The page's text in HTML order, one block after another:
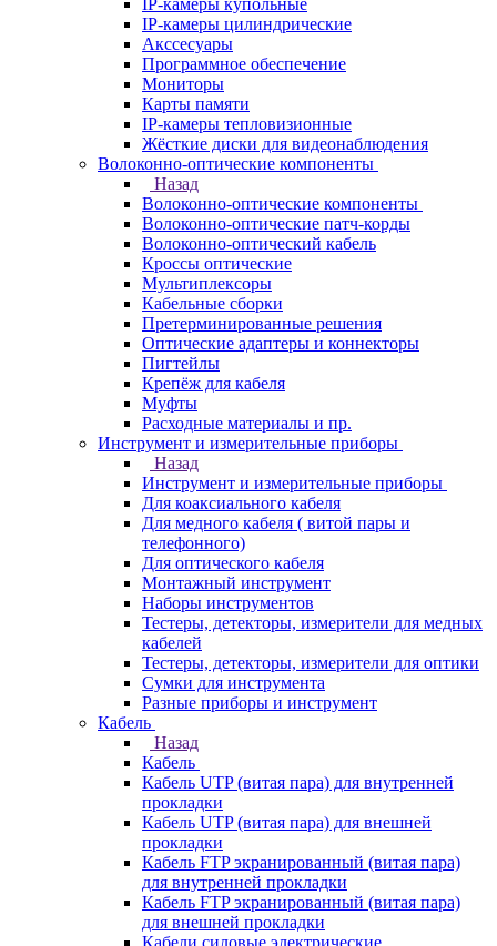
IP-камеры купольные
IP-камеры цилиндрические
Акссесуары
Программное обеспечение
Мониторы
Карты памяти
IP-камеры тепловизионные
Жёсткие диски для видеонаблюдения
Волоконно-оптические компоненты
Назад
Волоконно-оптические компоненты
Волоконно-оптические патч-корды
Волоконно-оптический кабель
Кроссы оптические
Мультиплексоры
Кабельные сборки
Претерминированные решения
Оптические адаптеры и коннекторы
Пигтейлы
Крепёж для кабеля
Муфты
Расходные материалы и пр.
Инструмент и измерительные приборы
Назад
Инструмент и измерительные приборы
Для коаксиального кабеля
Для медного кабеля ( витой пары и
телефонного)
Для оптического кабеля
Монтажный инструмент
Наборы инструментов
Тестеры, детекторы, измерители для медных
кабелей
Тестеры, детекторы, измерители для оптики
Сумки для инструмента
Разные приборы и инструмент
Кабель
Назад
Кабель
Кабель UTP (витая пара) для внутренней
прокладки
Кабель UTP (витая пара) для внешней
прокладки
Кабель FTP экранированный (витая пара)
для внутренней прокладки
Кабель FTP экранированный (витая пара)
для внешней прокладки
Кабели силовые электрические